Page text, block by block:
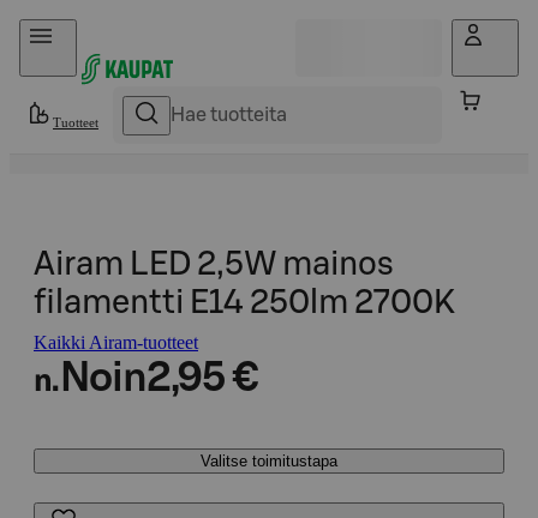
Hyppää sisältöön
Tuotteet
Airam LED 2,5W mainos
filamentti E14 250lm 2700K
Kaikki Airam-tuotteet
n. Noin2,95 €
Valitse toimitustapa